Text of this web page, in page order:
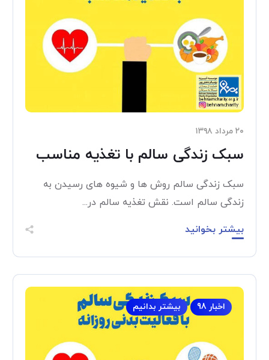
۲۰ مرداد ۱۳۹۸
سبک زندگی سالم با تغذیه مناسب
سبک زندگی سالم روش ها و شیوه های رسیدن به
زندگی سالم است. نقش تغذیه سالم در...
بیشتر بخوانید
اخبار 98 بیشتر بدانیم